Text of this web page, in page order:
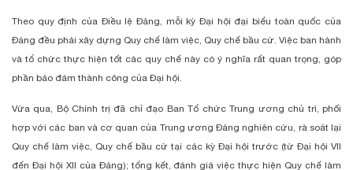
Theo quy định của Điều lệ Đảng, mỗi kỳ Đại hội đại biểu toàn quốc của
Đảng đều phải xây dựng Quy chế làm việc, Quy chế bầu cử. Việc ban hành
và tổ chức thực hiện tốt các quy chế này có ý nghĩa rất quan trọng, góp
phần bảo đảm thành công của Đại hội.
Vừa qua, Bộ Chính trị đã chỉ đạo Ban Tổ chức Trung ương chủ trì, phối
hợp với các ban và cơ quan của Trung ương Đảng nghiên cứu, rà soát lại
Quy chế làm việc, Quy chế bầu cử tại các kỳ Đại hội trước (từ Đại hội VII
đến Đại hội XII của Đảng); tổng kết, đánh giá việc thực hiện Quy chế làm